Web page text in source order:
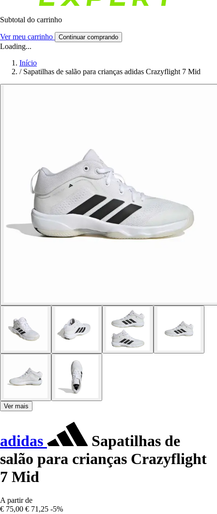
Subtotal do carrinho
Ver meu carrinho Continuar comprando
Loading...
Início
/ Sapatilhas de salão para crianças adidas Crazyflight 7 Mid
Ver mais
adidas
Sapatilhas de
salão para crianças Crazyflight
7 Mid
A partir de
€ 75,00 € 71,25 -5%